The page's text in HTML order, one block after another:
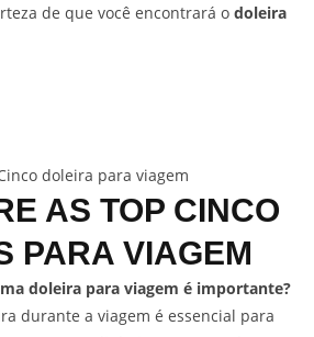
de que você encontrará o doleira
AS TOP CINCO
PARA VIAGEM
doleira para viagem é importante?
durante a viagem é essencial para